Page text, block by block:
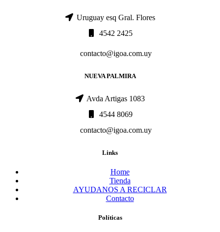
Uruguay esq Gral. Flores
4542 2425
contacto@igoa.com.uy
NUEVA PALMIRA
Avda Artigas 1083
4544 8069
contacto@igoa.com.uy
Links
Home
Tienda
AYUDANOS A RECICLAR
Contacto
Políticas